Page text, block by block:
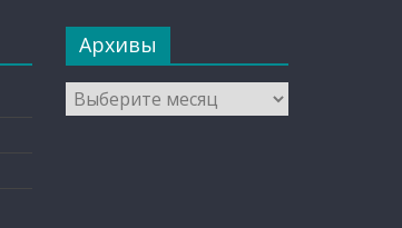
Архивы
Архивы